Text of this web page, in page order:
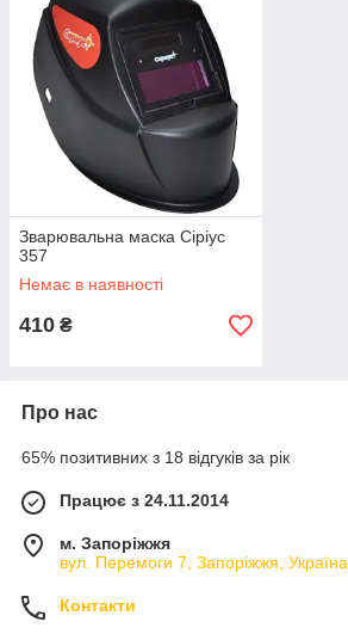
Зварювальна маска Сіріус
357
Немає в наявності
410 ₴
Про нас
65% позитивних з 18 відгуків за рік
Працює з 24.11.2014
м. Запоріжжя
вул. Перемоги 7, Запоріжжя, Україна
Контакти